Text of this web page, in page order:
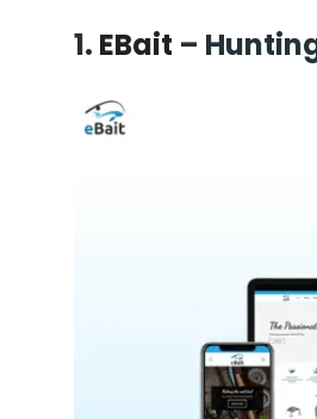
1. EBait –